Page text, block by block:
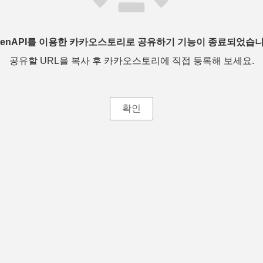
를 이용한 카카오스토리로 공유하기 기능이 종료되었습
공유할 URL을 복사 후 카카오스토리에 직접 등록해 보세요.
확인